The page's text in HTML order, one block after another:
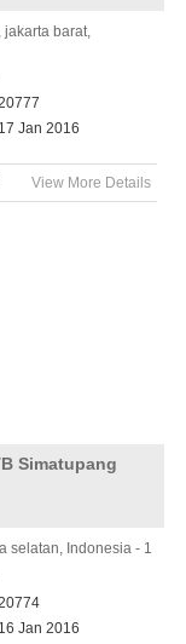
jakarta barat,
Jan 2016
View More Details
Simatupang
selatan, Indonesia - 1
Jan 2016